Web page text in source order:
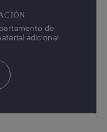
de
adicional.